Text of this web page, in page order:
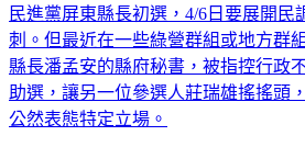
民進黨屏東縣長初選，4/6日要展開民
刺。但最近在一些綠營群組或地方群
縣長潘孟安的縣府秘書，被指控行政
助選，讓另一位參選人莊瑞雄搖搖頭
公然表態特定立場。